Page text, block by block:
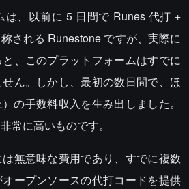
は、以前に 5 日間で Runes 代打 +
される Runestone ですが、実際に
、このプラットフォームはすでに
ん。しかし、最初の数日間で、ほ
の手数料収入を生み出しました。
常に高いものです。
無意味な費用であり、すでに複数
ープンソースの代打コードを提供